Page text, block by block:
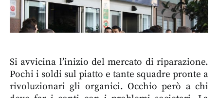
Si avvicina l’inizio del mercato di riparazione.
Pochi i soldi sul piatto e tante squadre pronte a
rivoluzionari gli organici. Occhio però a chi